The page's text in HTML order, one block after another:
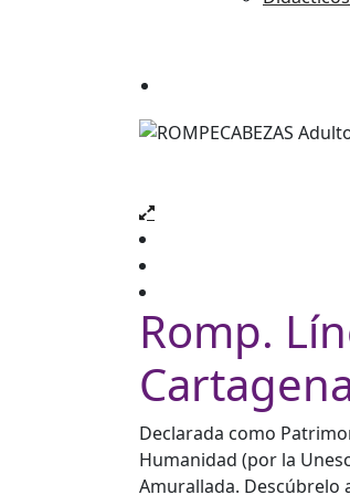
Romp.
Declarada como
Humanidad (por la
Amurallada. Descúbrelo